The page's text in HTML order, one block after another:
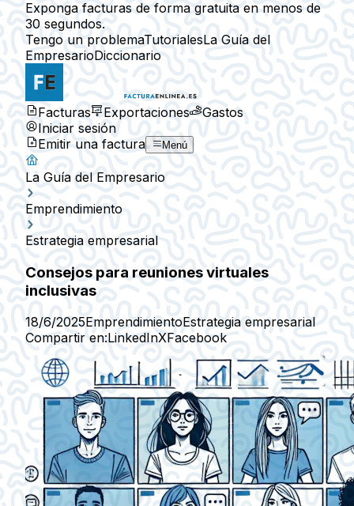
Exponga facturas de forma gratuita en menos de
30 segundos.
Tengo un problemaTutorialesLa Guía del
EmpresarioDiccionario
Facturas Exportaciones
Gastos
Iniciar sesión
Emitir una factura
Menú
La Guía del Empresario
Emprendimiento
Estrategia empresarial
Consejos para reuniones virtuales
inclusivas
18/6/2025EmprendimientoEstrategia empresarial
Compartir en:LinkedInXFacebook